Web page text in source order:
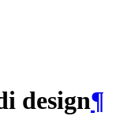
design¶